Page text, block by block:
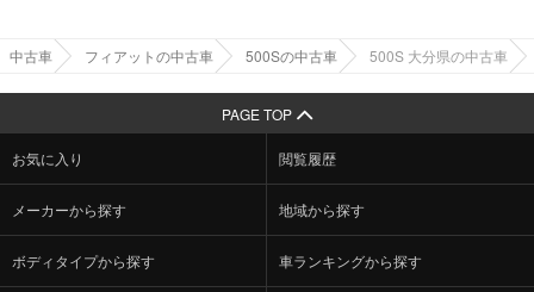
中古車 フィアットの中古車 500Sの中古車 500S 大分県の中古車
PAGE TOP
お気に入り 閲覧履歴
メーカーから探す 地域から探す
ボディタイプから探す 車ランキングから探す